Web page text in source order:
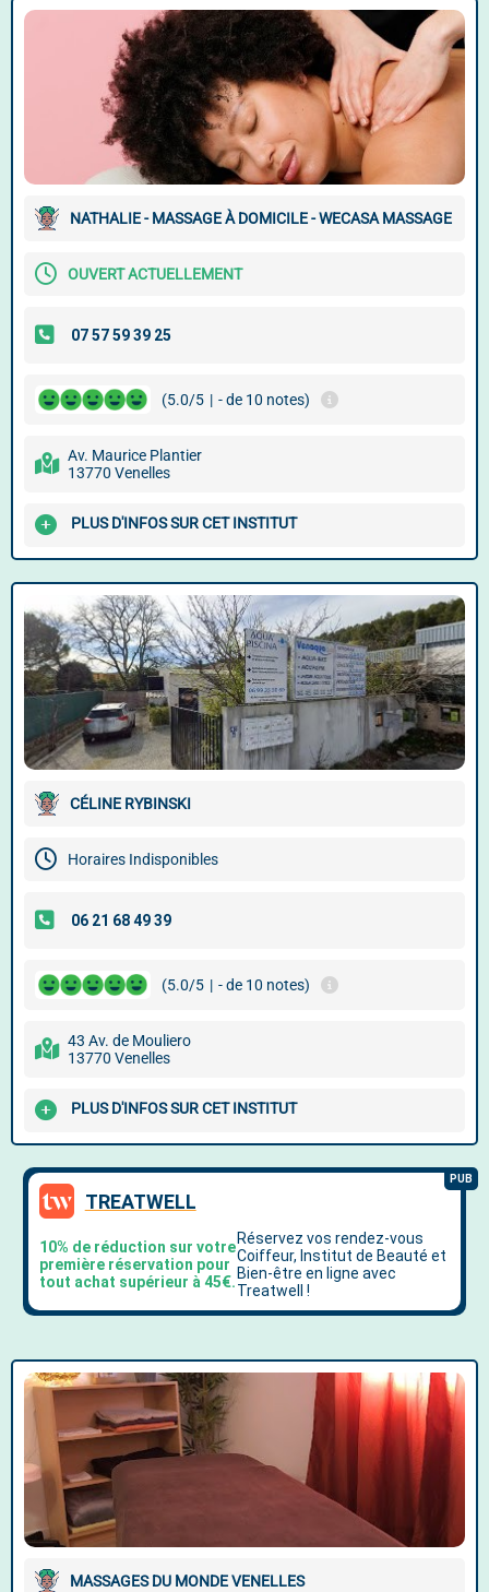
NATHALIE - MASSAGE À DOMICILE - WECASA MASSAGE
OUVERT ACTUELLEMENT
(5.0/5 | - de 10 notes)
Av. Maurice Plantier
13770 Venelles
PLUS D'INFOS SUR CET INSTITUT
CÉLINE RYBINSKI
Horaires Indisponibles
(5.0/5 | - de 10 notes)
43 Av. de Mouliero
13770 Venelles
PLUS D'INFOS SUR CET INSTITUT
MASSAGES DU MONDE VENELLES